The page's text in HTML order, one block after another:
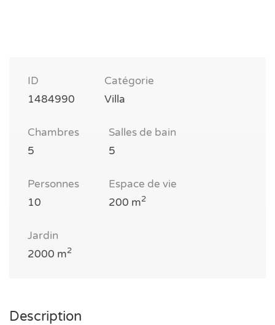
ID
1484990
Catégorie
Villa
Chambres
5
Salles de bain
5
Personnes
10
Espace de vie
200 m2
Jardin
2000 m2
Description